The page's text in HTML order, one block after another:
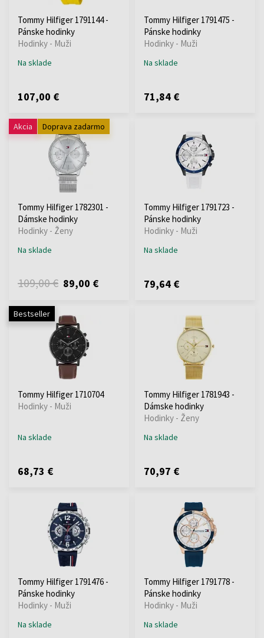
Tommy Hilfiger 1791144 -
Pánske hodinky
Hodinky - Muži
Na sklade
107,00 €
Tommy Hilfiger 1791475 -
Pánske hodinky
Hodinky - Muži
Na sklade
71,84 €
Akcia Doprava zadarmo
Tommy Hilfiger 1782301 -
Dámske hodinky
Hodinky - Ženy
Na sklade
109,00 € 89,00 €
Tommy Hilfiger 1791723 -
Pánske hodinky
Hodinky - Muži
Na sklade
79,64 €
Bestseller
Tommy Hilfiger 1710704
Hodinky - Muži
Na sklade
68,73 €
Tommy Hilfiger 1781943 -
Dámske hodinky
Hodinky - Ženy
Na sklade
70,97 €
Tommy Hilfiger 1791476 -
Pánske hodinky
Hodinky - Muži
Na sklade
Tommy Hilfiger 1791778 -
Pánske hodinky
Hodinky - Muži
Na sklade